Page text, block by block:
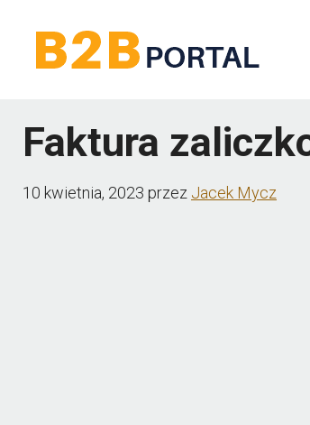
Faktura
10 kwietnia, 2023 przez Jacek Mycz